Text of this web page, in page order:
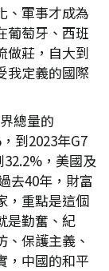
、軍事才成為
葡萄牙、西班
做莊，自大到
我定義的國際
總量的
到2023年G7
，美國及
去40年，財富
，重點是這個
是勤奮、紀
保護主義、
，中國的和平